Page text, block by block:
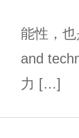
能性，
and
力 […]